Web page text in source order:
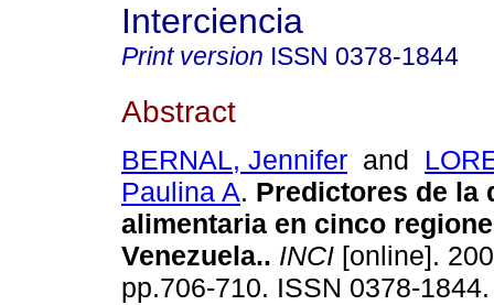
Interciencia
Print version ISSN 0378-1844
Abstract
BERNAL, Jennifer and
Paulina A. Predictores de la
alimentaria en cinco
Venezuela.. INCI [online].
pp.706-710. ISSN 0378-1844.